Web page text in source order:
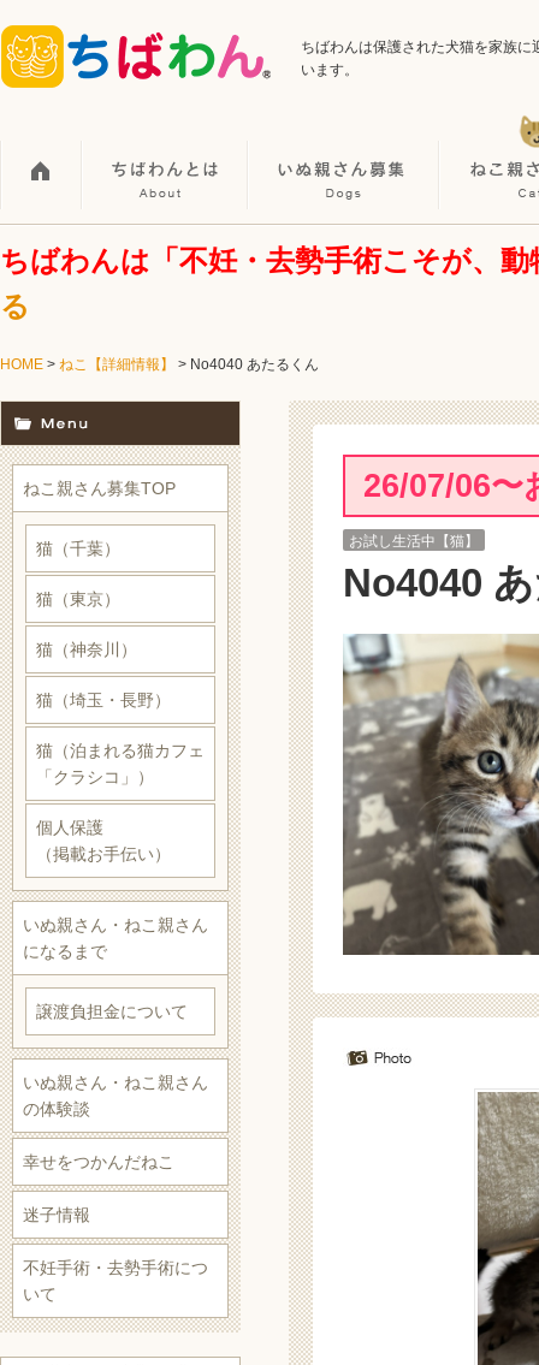
ちばわんは保護された犬猫を家族
います。
ちばわんは「不妊・去勢手術こそが、
る
HOME > ねこ【詳細情報】 > No4040 あたるくん
26/07/06〜
お試し生活中【猫】
No4040
ねこ親さん募集TOP
猫（千葉）
猫（東京）
猫（神奈川）
猫（埼玉・長野）
猫（泊まれる猫カフェ
「クラシコ」）
個人保護
（掲載お手伝い）
いぬ親さん・ねこ親さん
になるまで
譲渡負担金について
いぬ親さん・ねこ親さん
の体験談
幸せをつかんだねこ
迷子情報
不妊手術・去勢手術につ
いて